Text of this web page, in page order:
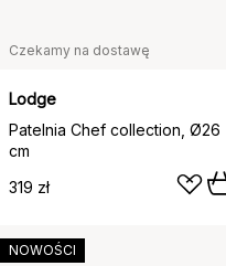
Czekamy na dostawę
Lodge
Patelnia Chef collection, Ø26
cm
319 zł
NOWOŚCI